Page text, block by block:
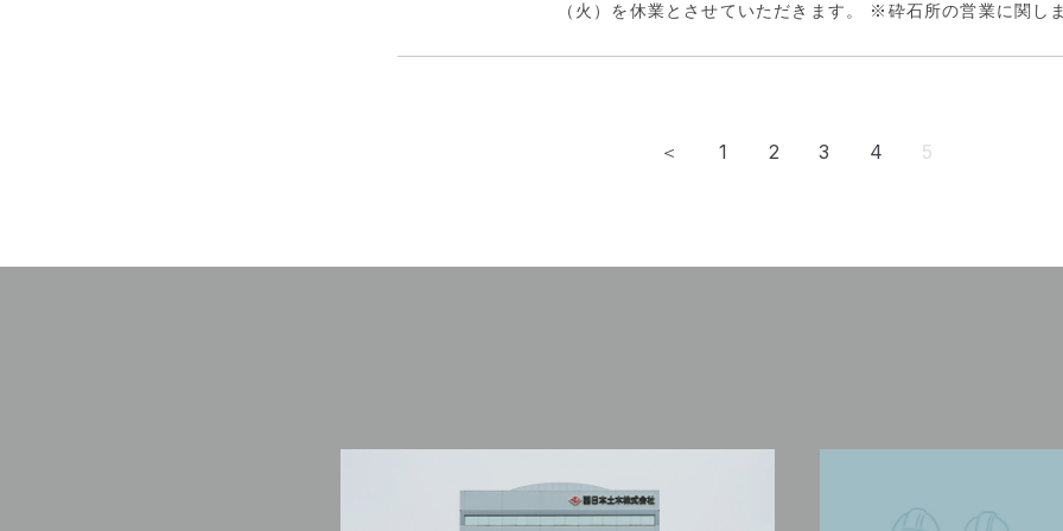
（火）を休業とさせていただきます。 ※砕石所の営業に関し
＜ 1 2 3 4 5